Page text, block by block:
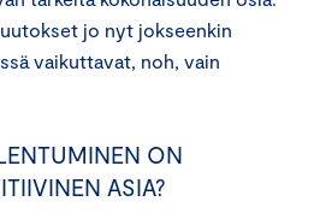
jo nyt jokseenkin
vaikuttavat, noh, vain
ON
ASIA?